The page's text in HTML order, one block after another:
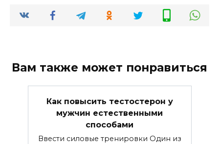
Вам также может понравиться
Как повысить тестостерон у
мужчин естественными
способами
Ввести силовые тренировки Один из